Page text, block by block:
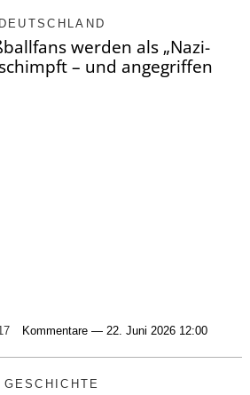
DEUTSCHLAND
werden als „Nazi-
– und angegriffen
Kommentare — 22. Juni 2026 12:00
GESCHICHTE